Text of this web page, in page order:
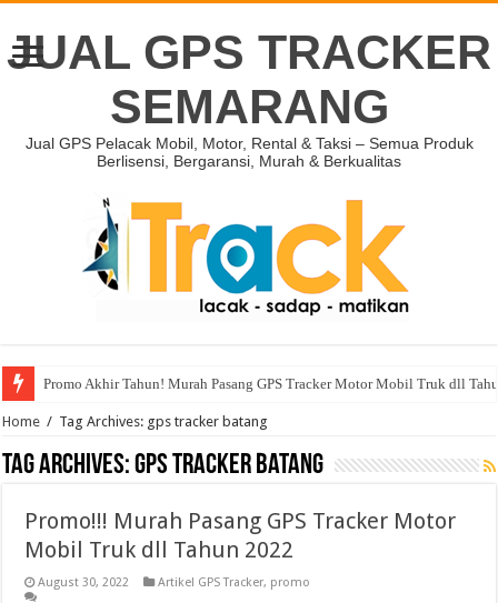
JUAL GPS TRACKER
SEMARANG
Jual GPS Pelacak Mobil, Motor, Rental & Taksi – Semua Produk
Berlisensi, Bergaransi, Murah & Berkualitas
Promo Akhir Tahun! Murah Pasang GPS Tracker Motor Mobil Truk dll
Home / Tag Archives: gps tracker batang
Tag Archives:gps tracker batang
Promo!!! Murah Pasang GPS Tracker Motor
Mobil Truk dll Tahun 2022
August 30, 2022 Artikel GPS Tracker, promo